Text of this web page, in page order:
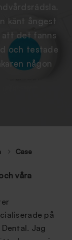
känt ångest
att det fanns
och testade
någon
Case
våra
på
Jag